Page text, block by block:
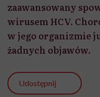
zaawansowany
wirusem HCV.
w jego organizmie
żadnych objawów.
Udostępnij